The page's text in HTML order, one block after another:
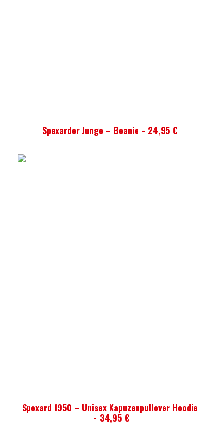
AUSFÜHRUNG WÄHLEN
Spexarder Junge – Beanie 24,95 €
AUSFÜHRUNG WÄHLEN
Spexard 1950 – Unisex Kapuzenpullover Hoodie
34,95 €